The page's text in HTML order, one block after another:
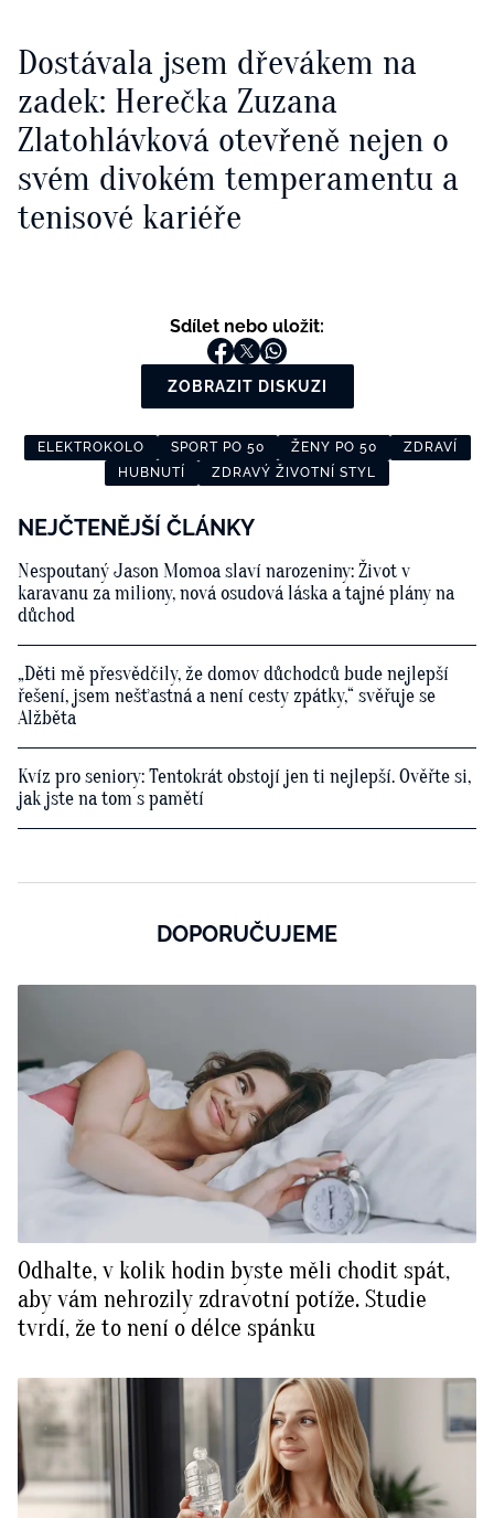
Dostávala jsem dřevákem na
zadek: Herečka Zuzana
Zlatohlávková otevřeně nejen o
svém divokém temperamentu a
tenisové kariéře
Sdílet nebo uložit:
ZOBRAZIT DISKUZI
ELEKTROKOLO SPORT PO 50 ŽENY PO 50
ZDRAVÍ
HUBNUTÍ
ZDRAVÝ ŽIVOTNÍ STYL
NEJČTENĚJŠÍ ČLÁNKY
Nespoutaný Jason Momoa slaví narozeniny: Život v
karavanu za miliony, nová osudová láska a tajné plány na
důchod
„Děti mě přesvědčily, že domov důchodců bude nejlepší
řešení, jsem nešťastná a není cesty zpátky,“ svěřuje se
Alžběta
Kvíz pro seniory: Tentokrát obstojí jen ti nejlepší. Ověřte si,
jak jste na tom s pamětí
DOPORUČUJEME
Odhalte, v kolik hodin byste měli chodit spát,
aby vám nehrozily zdravotní potíže. Studie
tvrdí, že to není o délce spánku